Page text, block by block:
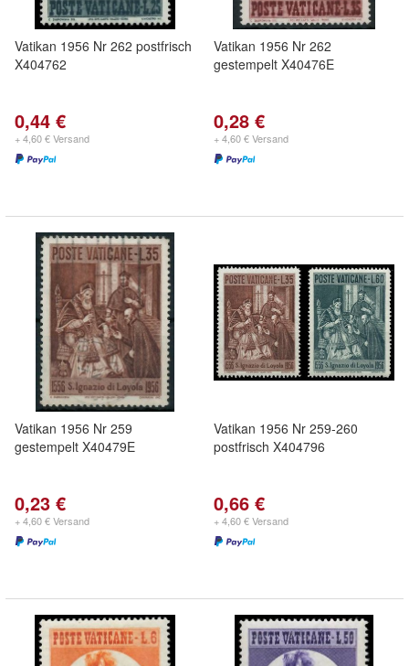
Vatikan 1956 Nr 262 postfrisch
X404762
0,44 €
+ 4,60 € Versand
Vatikan 1956 Nr 262
gestempelt X40476E
0,28 €
+ 4,60 € Versand
Vatikan 1956 Nr 259
gestempelt X40479E
0,23 €
+ 4,60 € Versand
Vatikan 1956 Nr 259-260
postfrisch X404796
0,66 €
+ 4,60 € Versand